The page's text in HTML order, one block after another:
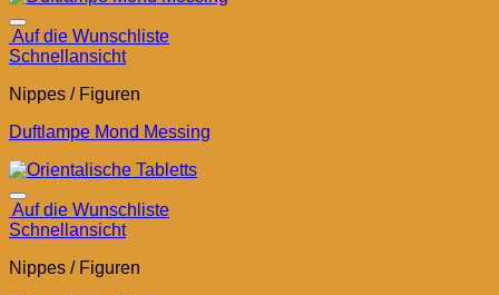
Auf die Wunschliste
Schnellansicht
Nippes / Figuren
Duftlampe Mond Messing
Auf die Wunschliste
Schnellansicht
Nippes / Figuren